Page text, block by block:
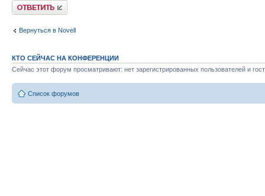
Ответить
Вернуться в Novell
КТО СЕЙЧАС НА КОНФЕРЕНЦИИ
Сейчас этот форум просматривают: нет зарегистрированных пользователей и
Список форумов